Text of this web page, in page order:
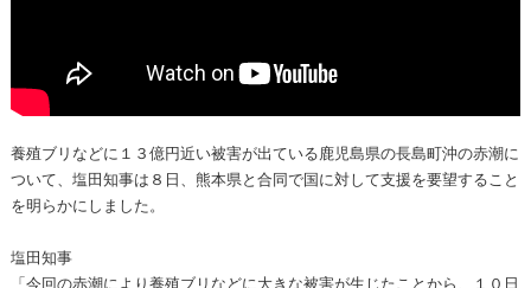
養殖ブリなどに１３億円近い被害が出ている鹿児島県の長島町沖の赤潮に
ついて、塩田知事は８日、熊本県と合同で国に対して支援を要望すること
を明らかにしました。
塩田知事
「今回の赤潮により養殖ブリなどに大きな被害が生じたことから、１０日